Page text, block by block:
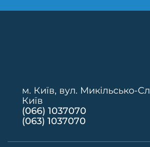
м. Київ, вул. Микільсько-
Київ
(066) 1037070
(063) 1037070